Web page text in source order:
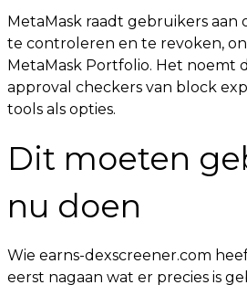
MetaMask raadt gebruikers aan
te controleren en te revoken,
MetaMask Portfolio. Het noemt
approval checkers van block
tools als opties.
Dit moeten
nu doen
Wie earns-dexscreener.com
eerst nagaan wat er precies is